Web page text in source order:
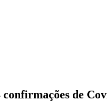
confirmações de